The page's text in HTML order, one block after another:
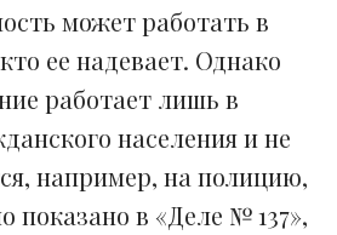
может работать в
ее надевает. Однако
работает лишь в
населения и не
например, на полицию,
показано в «Деле № 137»,